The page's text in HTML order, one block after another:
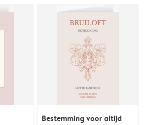
Bestemming voor altijd